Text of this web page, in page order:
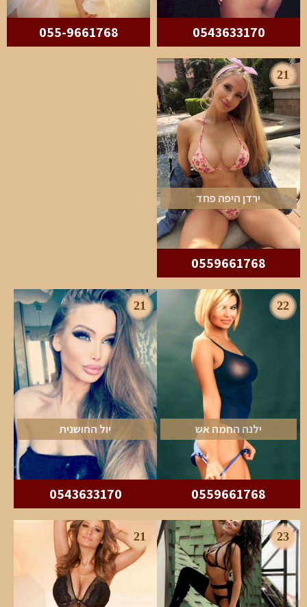
0543633170
055-9661768
21
ירדן היפה פחד
0559661768
22
ילנה החמה אש
0559661768
21
יול החושנית
0543633170
23
21